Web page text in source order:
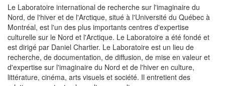
Le Laboratoire international de recherche sur l'imaginaire du
Nord, de l'hiver et de l'Arctique, situé à l'Université du Québec à
Montréal, est l'un des plus importants centres d'expertise
culturelle sur le Nord et l'Arctique. Le Laboratoire a été fondé et
est dirigé par Daniel Chartier. Le Laboratoire est un lieu de
recherche, de documentation, de diffusion, de mise en valeur et
d'expertise sur l'imaginaire du Nord et de l'hiver en culture,
littérature, cinéma, arts visuels et société. Il entretient des